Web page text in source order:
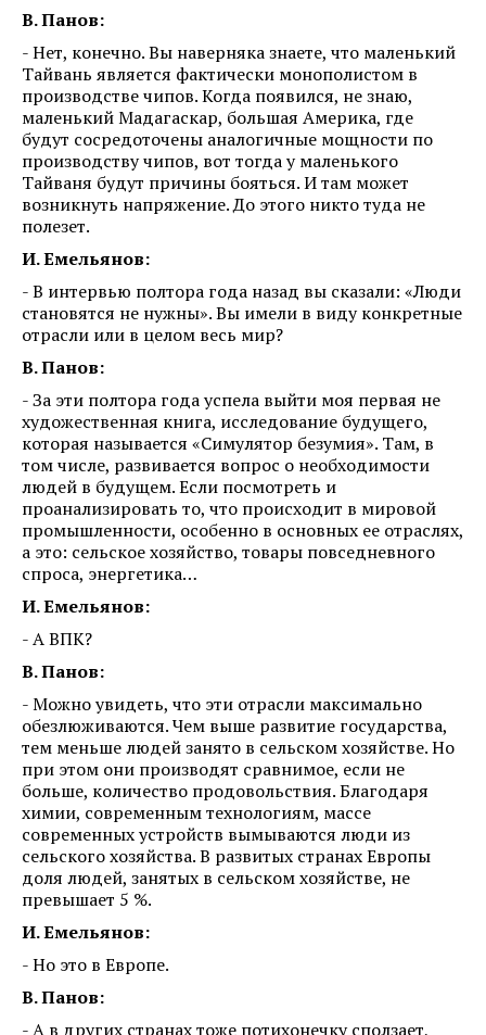
В. Панов:
- Нет, конечно. Вы наверняка знаете, что маленький
Тайвань является фактически монополистом в
производстве чипов. Когда появился, не знаю,
маленький Мадагаскар, большая Америка, где
будут сосредоточены аналогичные мощности по
производству чипов, вот тогда у маленького
Тайваня будут причины бояться. И там может
возникнуть напряжение. До этого никто туда не
полезет.
И. Емельянов:
- В интервью полтора года назад вы сказали: «Люди
становятся не нужны». Вы имели в виду конкретные
отрасли или в целом весь мир?
В. Панов:
- За эти полтора года успела выйти моя первая не
художественная книга, исследование будущего,
которая называется «Симулятор безумия». Там, в
том числе, развивается вопрос о необходимости
людей в будущем. Если посмотреть и
проанализировать то, что происходит в мировой
промышленности, особенно в основных ее отраслях,
а это: сельское хозяйство, товары повседневного
спроса, энергетика…
И. Емельянов:
- А ВПК?
В. Панов:
- Можно увидеть, что эти отрасли максимально
обезлюживаются. Чем выше развитие государства,
тем меньше людей занято в сельском хозяйстве. Но
при этом они производят сравнимое, если не
больше, количество продовольствия. Благодаря
химии, современным технологиям, массе
современных устройств вымываются люди из
сельского хозяйства. В развитых странах Европы
доля людей, занятых в сельском хозяйстве, не
превышает 5 %.
И. Емельянов:
- Но это в Европе.
В. Панов:
- А в других странах тоже потихонечку сползает,